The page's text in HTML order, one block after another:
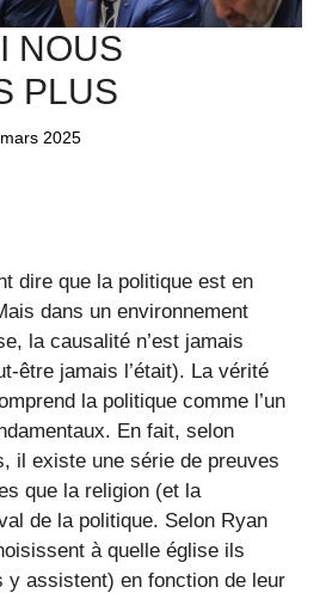
NOUS
PLUS
2025
dire que la politique est en
dans un environnement
la causalité n’est jamais
être jamais l’était). La vérité
la politique comme l’un
En fait, selon
il existe une série de preuves
que la religion (et la
de la politique. Selon Ryan
à quelle église ils
y assistent) en fonction de leur